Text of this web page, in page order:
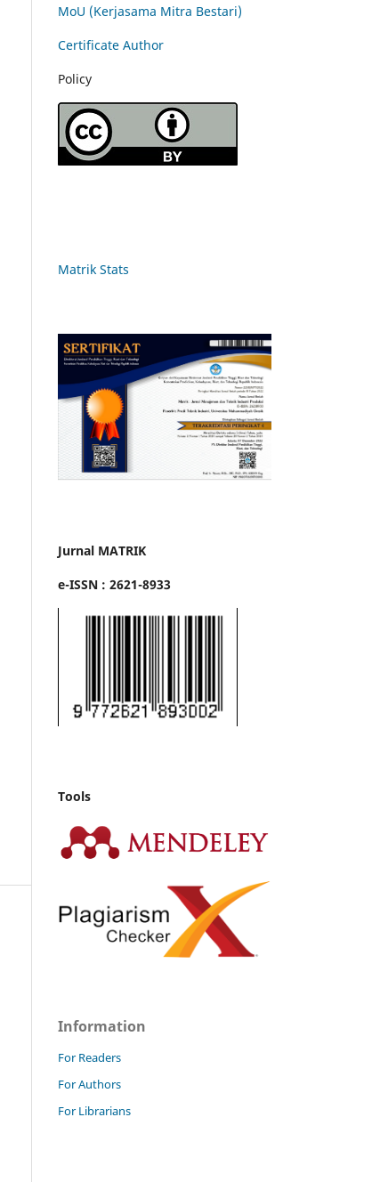
MoU (Kerjasama Mitra Bestari)
Certificate Author
Policy
Matrik Stats
Jurnal MATRIK
e-ISSN : 2621-8933
Tools
Information
For Readers
For Authors
For Librarians